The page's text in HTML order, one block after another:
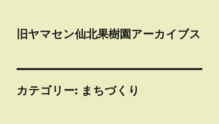
旧ヤマセン仙北果樹園アーカイブス
カテゴリー: まちづくり